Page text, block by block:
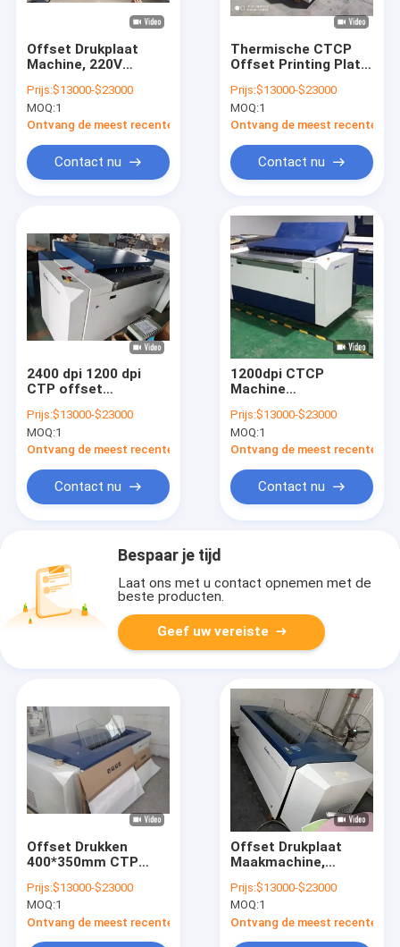
Offset Drukplaat
Machine, 220V
Platenmachine
Prijs:$13000-$23000
MOQ:1
Ontvang de meest recente Prijs
Contact nu
Thermische CTCP
Offset Printing Plate
Lichtenergie Imaging
Prijs:$13000-$23000
MOQ:1
Ontvang de meest recente
Contact nu
2400 dpi 1200 dpi
CTP offset
kW
Prijs:$13000-$23000
MOQ:1
Ontvang de meest recente Prijs
Contact nu
1200dpi CTCP
Machine
Offset
Drukplaatmachine
Prijs:$13000-$23000
MOQ:1
Ontvang de meest recente
Contact nu
Bespaar je tijd
Laat ons met u contact opnemen met de
beste producten.
Geef uw vereiste
Offset Drukken
400*350mm CTP
Nauwkeurige
Beeldbewerking
Prijs:$13000-$23000
MOQ:1
Ontvang de meest recente Prijs
Offset Drukplaat
Maakmachine,
Platenmachine
Prijs:$13000-$23000
MOQ:1
Ontvang de meest recente